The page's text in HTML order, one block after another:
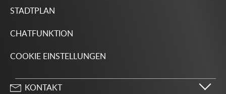
STADTPLAN
CHATFUNKTION
COOKIE EINSTELLUNGEN
KONTAKT